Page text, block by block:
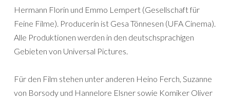
Hermann Florin und Emmo Lempert (Gesellschaft für
Feine Filme). Producerin ist Gesa Tönnesen (UFA Cinema).
Alle Produktionen werden in den deutschsprachigen
Gebieten von Universal Pictures.
Für den Film stehen unter anderen Heino Ferch, Suzanne
von Borsody und Hannelore Elsner sowie Komiker Oliver